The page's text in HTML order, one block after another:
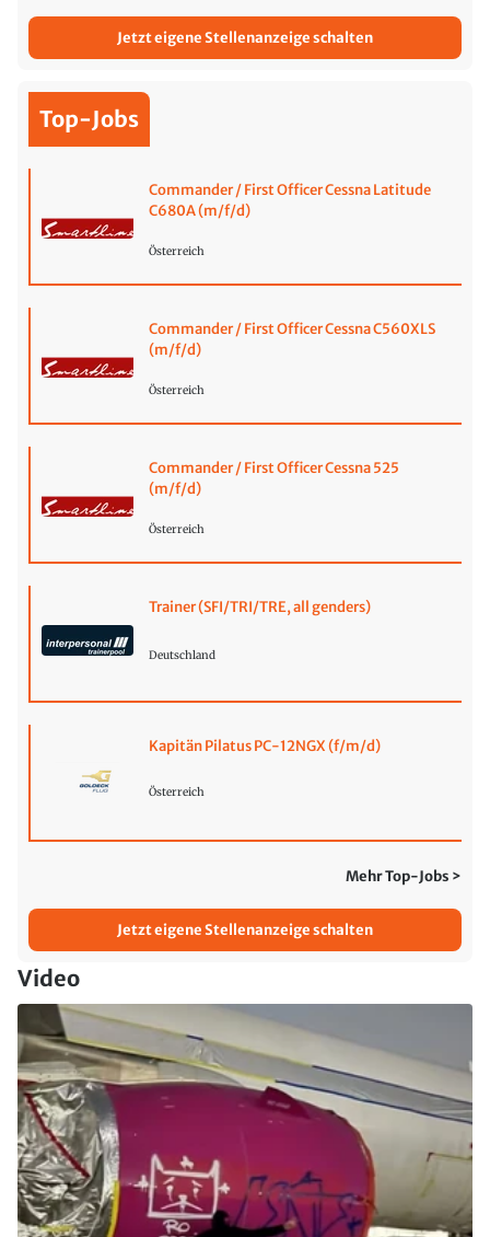
Jetzt eigene Stellenanzeige schalten
Top-Jobs
Commander / First Officer Cessna Latitude
C680A (m/f/d)
Österreich
Commander / First Officer Cessna C560XLS
(m/f/d)
Österreich
Commander / First Officer Cessna 525
(m/f/d)
Österreich
Trainer (SFI/TRI/TRE, all genders)
Deutschland
Kapitän Pilatus PC-12NGX (f/m/d)
Österreich
Mehr Top-Jobs >
Jetzt eigene Stellenanzeige schalten
Video